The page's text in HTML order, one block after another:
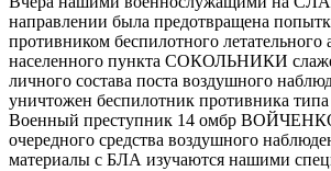
направлении была предотвращена
противником беспилотного летательного
населенного пункта СОКОЛЬНИКИ
личного состава поста воздушного
уничтожен беспилотник противника типа
Военный преступник 14 омбр
очередного средства воздушного
материалы с БЛА изучаются нашими